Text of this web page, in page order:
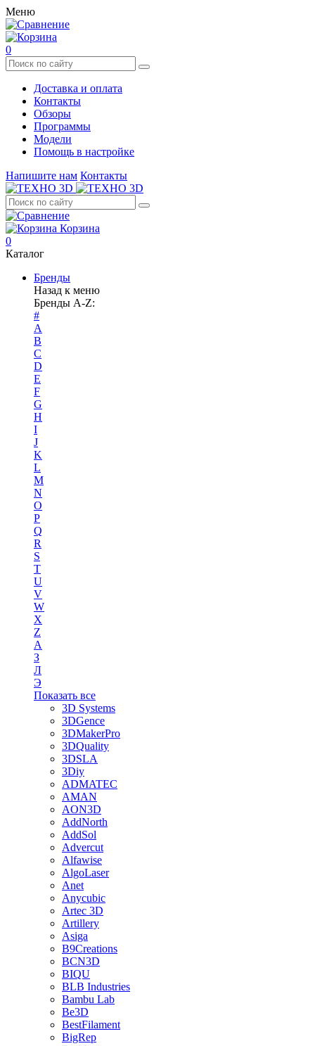
Меню
0
Доставка и оплата
Контакты
Обзоры
Программы
Модели
Помощь в настройке
Напишите нам Контакты
Корзина
0
Каталог
Бренды
Назад к меню
Бренды A-Z:
#
A
B
C
D
E
F
G
H
I
J
K
L
M
N
O
P
Q
R
S
T
U
V
W
X
Z
А
З
Л
Э
Показать все
3D Systems
3DGence
3DMakerPro
3DQuality
3DSLA
3Diy
ADMATEC
AMAN
AON3D
AddNorth
AddSol
Advercut
Alfawise
AlgoLaser
Anet
Anycubic
Artec 3D
Artillery
Asiga
B9Creations
BCN3D
BIQU
BLB Industries
Bambu Lab
Be3D
BestFilament
BigRep